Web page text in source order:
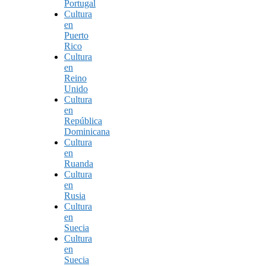
Portugal
Cultura
en
Puerto
Rico
Cultura
en
Reino
Unido
Cultura
en
República
Dominicana
Cultura
en
Ruanda
Cultura
en
Rusia
Cultura
en
Suecia
Cultura
en
Suecia